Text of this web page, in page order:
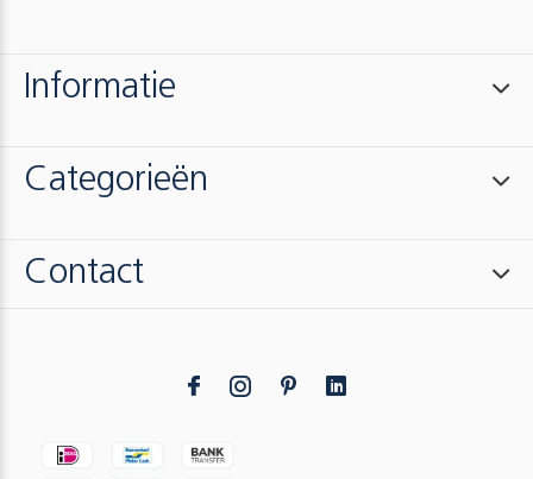
Informatie
Categorieën
Contact